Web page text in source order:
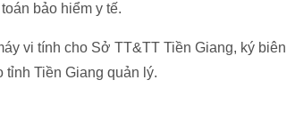
bảo hiểm y tế.
vi tính cho Sở TT&TT Tiền Giang, ký biên
tỉnh Tiền Giang quản lý.